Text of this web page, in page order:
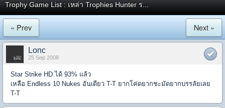
Trophy Game List : เหล่า Trophies Hunter ร...
« Prev Next »
Lonc
25 Sep 2008
Star Strike HD ได้ 93% แล้ว
เหลือ Endless 10 Nukes อันเดียว T-T ยากโค่ดยากชะมัดยากบรรลัยเลย
T-T